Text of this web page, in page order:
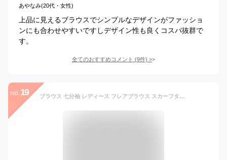
あやなみ(20代・女性)
上品に見えるブラウスでシンプルなデザインがファッショ
ンにも合わせやすいですしデザイン性も良くコスパ抜群で
す。
全てのおすすめコメント (9件) >
no. 19 ブラウス 七分袖 レディース フレアブラウス スカーフタイ ブラウス レディース フレアスリーブ フレア袖 オフィス ラッフル フレア スリーブ 7分袖 トップス きれいめ 女性 タイブラウス スカーフタイブラウス 送料無料 ≪ゆうメール便配送20・代引不可≫